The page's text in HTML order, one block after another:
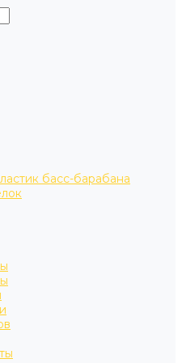
басс-барабана